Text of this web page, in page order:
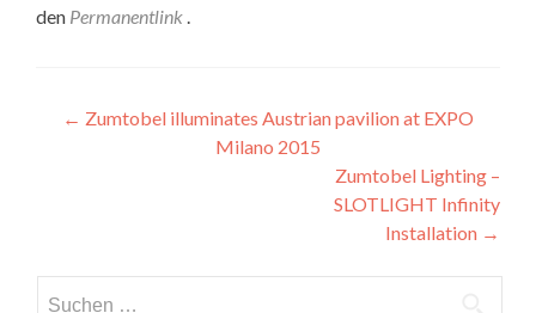
den Permanentlink .
Beitragsnavigation
← Zumtobel illuminates Austrian pavilion at EXPO
Milano 2015
Zumtobel Lighting –
SLOTLIGHT Infinity
Installation →